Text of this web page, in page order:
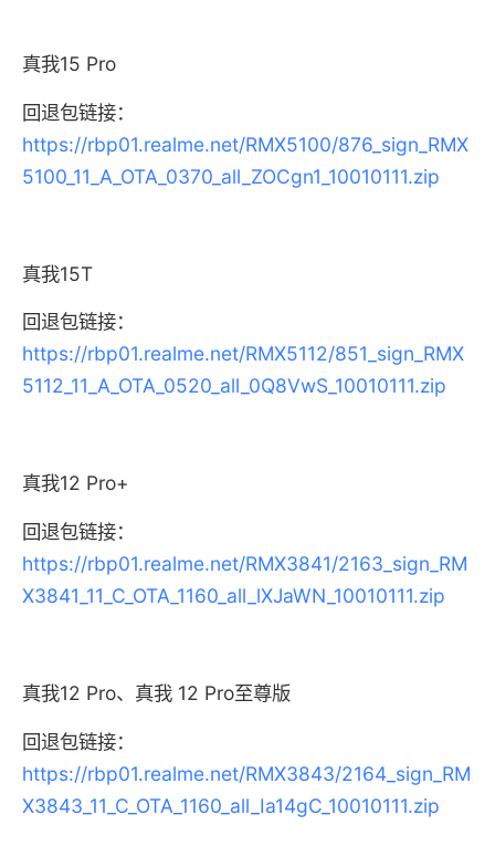
真我15 Pro
回退包链接：
https://rbp01.realme.net/RMX5100/876_sign_RMX
5100_11_A_OTA_0370_all_ZOCgn1_10010111.zip
真我15T
回退包链接：
https://rbp01.realme.net/RMX5112/851_sign_RMX
5112_11_A_OTA_0520_all_0Q8VwS_10010111.zip
真我12 Pro+
回退包链接：
https://rbp01.realme.net/RMX3841/2163_sign_RM
X3841_11_C_OTA_1160_all_lXJaWN_10010111.zip
真我12 Pro、真我 12 Pro至尊版
回退包链接：
https://rbp01.realme.net/RMX3843/2164_sign_RM
X3843_11_C_OTA_1160_all_Ia14gC_10010111.zip